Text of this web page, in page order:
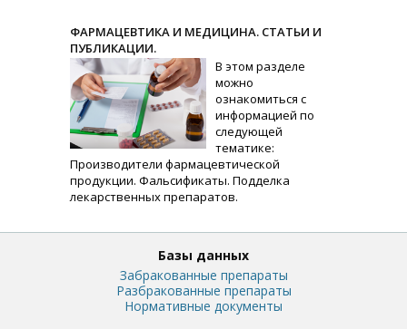
ФАРМАЦЕВТИКА И МЕДИЦИНА. СТАТЬИ И
ПУБЛИКАЦИИ.
В этом разделе
можно
ознакомиться с
информацией по
следующей
тематике:
Производители фармацевтической
продукции. Фальсификаты. Подделка
лекарственных препаратов.
Базы данных
Забракованные препараты
Разбракованные препараты
Нормативные документы